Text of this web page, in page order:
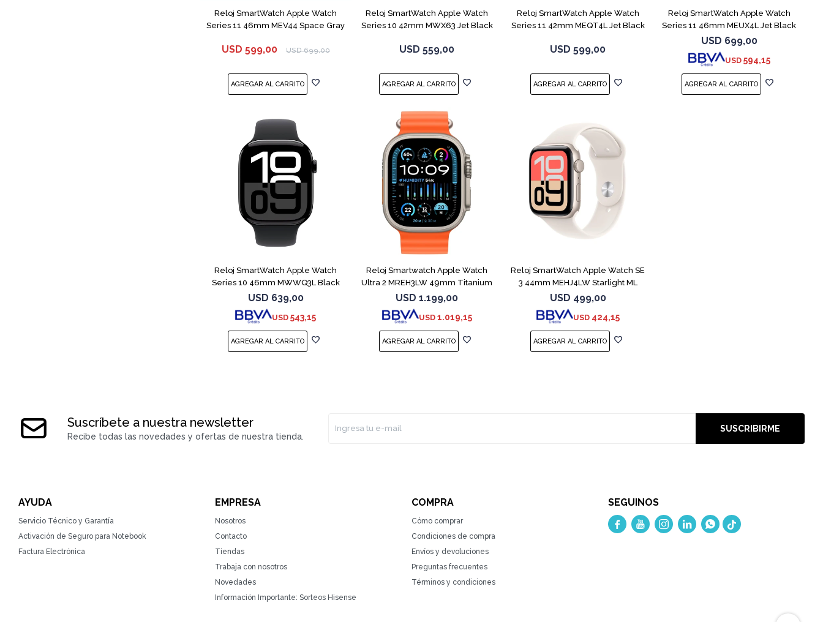
Reloj SmartWatch Apple Watch
Series 11 46mm MEV44 Space Gray
USD 599,00 USD 699,00
Reloj SmartWatch Apple Watch
Series 10 42mm MWX63 Jet Black
USD 559,00
Reloj SmartWatch Apple Watch
Series 11 42mm MEQT4L Jet Black
USD 599,00
Reloj SmartWatch Apple Watch
Series 11 46mm MEUX4L Jet Black
USD 699,00
USD 594,15
Reloj SmartWatch Apple Watch
Series 10 46mm MWWQ3L Black
ML
USD 639,00
USD 543,15
Reloj Smartwatch Apple Watch
Ultra 2 MREH3LW 49mm Titanium
USD 1.199,00
USD 1.019,15
Reloj SmartWatch Apple Watch SE
3 44mm MEHJ4LW Starlight ML
USD 499,00
USD 424,15
Suscríbete a nuestra newsletter
Recibe todas las novedades y ofertas de nuestra tienda.
SUSCRIBIRME
AYUDA
Servicio Técnico y Garantía
Activación de Seguro para Notebook
Factura Electrónica
EMPRESA
Nosotros
Contacto
Tiendas
Trabaja con nosotros
Novedades
Información Importante: Sorteos Hisense
COMPRA
Cómo comprar
Condiciones de compra
Envíos y devoluciones
Preguntas frecuentes
Términos y condiciones
SEGUINOS
    